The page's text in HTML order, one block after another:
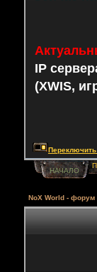
IP
(XWIS,
НАЧАЛО
NoX World - форум